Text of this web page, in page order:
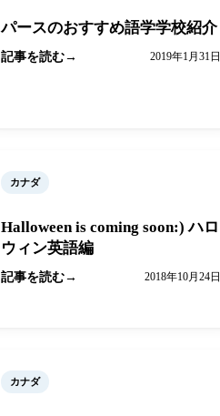
パースのおすすめ語学学校紹介
記事を読む 2019年1月31日
カナダ
Halloween is coming soon:) ハロ
ウィン英語編
記事を読む 2018年10月24日
カナダ